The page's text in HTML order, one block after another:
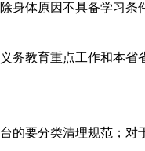
身体原因不具备学习条
务教育重点工作和本
的要分类清理规范；